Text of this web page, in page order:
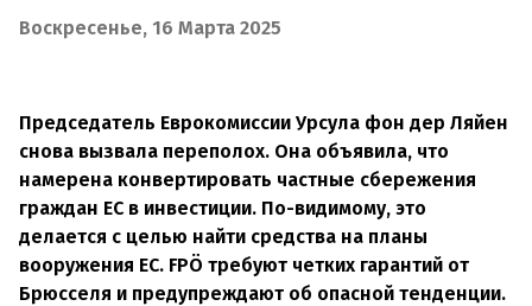
Воскресенье, 16 Марта 2025
Председатель Еврокомиссии Урсула фон дер Ляйен
снова вызвала переполох. Она объявила, что
намерена конвертировать частные сбережения
граждан ЕС в инвестиции. По-видимому, это
делается с целью найти средства на планы
вооружения ЕС. FPÖ требуют четких гарантий от
Брюсселя и предупреждают об опасной тенденции.